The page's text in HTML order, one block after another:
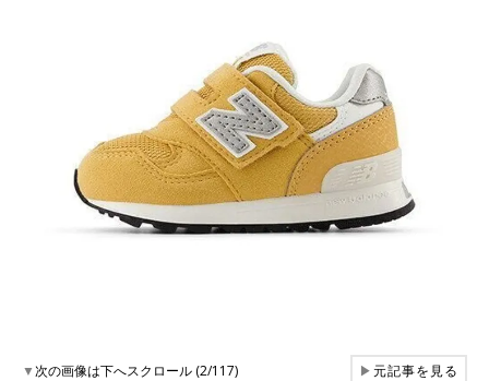
▼次の画像は下へスクロール (2/117) ▶元記事を見る